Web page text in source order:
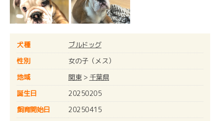
犬種
ブルドッグ
性別
女の子（メス）
地域
関東> 千葉県
誕生日
20250205
飼育開始日
20250415